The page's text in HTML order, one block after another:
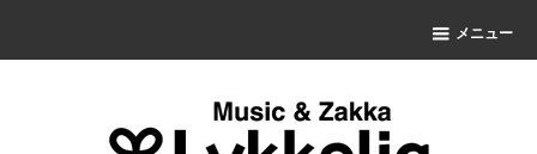
メニュー